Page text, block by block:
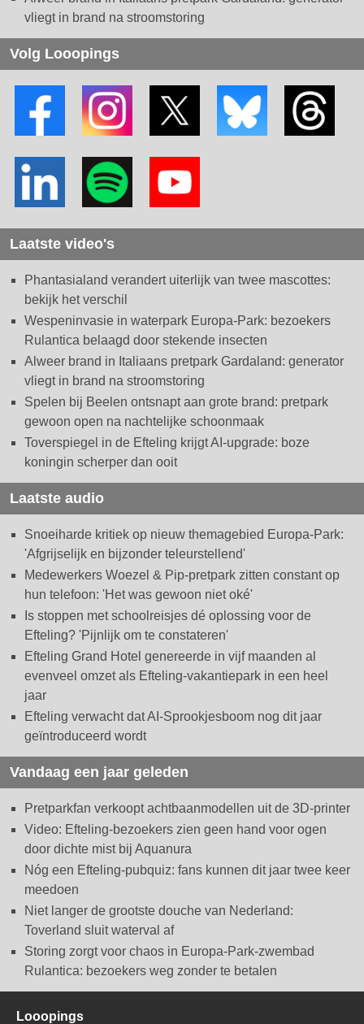
vliegt in brand na stroomstoring
Volg Looopings
Laatste video's
Phantasialand verandert uiterlijk van twee mascottes:
bekijk het verschil
Wespeninvasie in waterpark Europa-Park: bezoekers
Rulantica belaagd door stekende insecten
Alweer brand in Italiaans pretpark Gardaland: generator
vliegt in brand na stroomstoring
Spelen bij Beelen ontsnapt aan grote brand: pretpark
gewoon open na nachtelijke schoonmaak
Toverspiegel in de Efteling krijgt AI-upgrade: boze
koningin scherper dan ooit
Laatste audio
Snoeiharde kritiek op nieuw themagebied Europa-Park:
'Afgrijselijk en bijzonder teleurstellend'
Medewerkers Woezel & Pip-pretpark zitten constant op
hun telefoon: 'Het was gewoon niet oké'
Is stoppen met schoolreisjes dé oplossing voor de
Efteling? 'Pijnlijk om te constateren'
Efteling Grand Hotel genereerde in vijf maanden al
evenveel omzet als Efteling-vakantiepark in een heel
jaar
Efteling verwacht dat AI-Sprookjesboom nog dit jaar
geïntroduceerd wordt
Vandaag een jaar geleden
Pretparkfan verkoopt achtbaanmodellen uit de 3D-printer
Video: Efteling-bezoekers zien geen hand voor ogen
door dichte mist bij Aquanura
Nóg een Efteling-pubquiz: fans kunnen dit jaar twee keer
meedoen
Niet langer de grootste douche van Nederland:
Toverland sluit waterval af
Storing zorgt voor chaos in Europa-Park-zwembad
Rulantica: bezoekers weg zonder te betalen
Looopings